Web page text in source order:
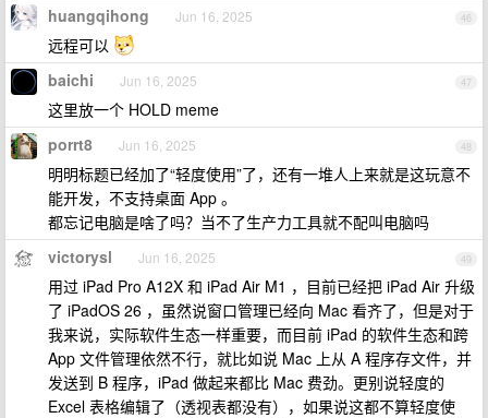
46
huangqihong Jun 16, 2025
远程可以
47
baichi Jun 16, 2025
这里放一个 HOLD meme
48
porrt8 Jun 16, 2025
明明标题已经加了“轻度使用”了，还有一堆人上来就是这玩意不
能开发，不支持桌面 App 。
都忘记电脑是啥了吗？当不了生产力工具就不配叫电脑吗
49
victorysl Jun 16, 2025
用过 iPad Pro A12X 和 iPad Air M1 ，目前已经把 iPad Air 升级
了 iPadOS 26 ，虽然说窗口管理已经向 Mac 看齐了，但是对于
我来说，实际软件生态一样重要，而目前 iPad 的软件生态和跨
App 文件管理依然不行，就比如说 Mac 上从 A 程序存文件，并
发送到 B 程序，iPad 做起来都比 Mac 费劲。更别说轻度的
Excel 表格编辑了（透视表都没有），如果说这都不算轻度使